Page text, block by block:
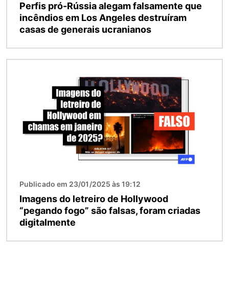
Perfis pró-Rússia alegam falsamente que
incêndios em Los Angeles destruíram
casas de generais ucranianos
Publicado em 23/01/2025 às 19:12
Imagens do letreiro de Hollywood
“pegando fogo” são falsas, foram criadas
digitalmente